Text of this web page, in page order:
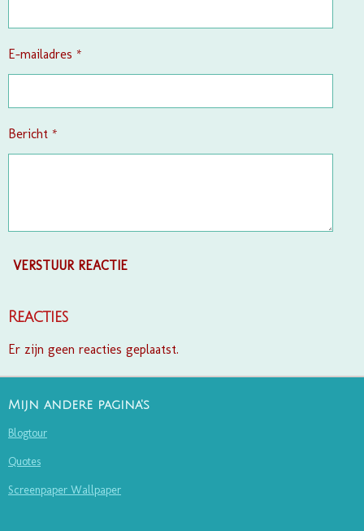
r
e
E-mailadres *
Bericht *
VERSTUUR REACTIE
Reacties
Er zijn geen reacties geplaatst.
Mijn andere pagina's
Blogtour
Quotes
Screenpaper Wallpaper